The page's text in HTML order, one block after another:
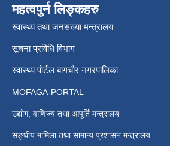
महत्वपुर्न लिङ्कहरु
स्वास्थ्य तथा जनसंख्या मन्त्रालय
सूचना प्रविधि विभाग
स्वास्थ्य पोर्टल बागचौर नगरपालिका
MOFAGA-PORTAL
उद्योग, वाणिज्य तथा आपूर्ति मन्त्रालय
सङ्घीय मामिला तथा सामान्य प्रशासन मन्त्रालय